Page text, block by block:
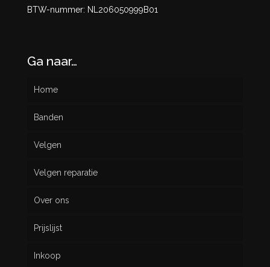
BTW-nummer: NL206050999B01
Ga naar…
Home
Banden
Nieuw
Gebruikt
Velgen
Velgen reparatie
Over ons
Prijslijst
Inkoop